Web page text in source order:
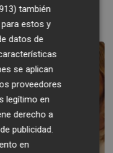
para un
también
estos y
datos de
se aplican
proveedores
legítimo en
derecho a
publicidad
en